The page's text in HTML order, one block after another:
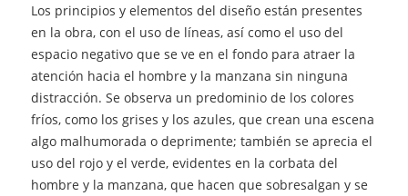
Los principios y elementos del diseño están presentes
en la obra, con el uso de líneas, así como el uso del
espacio negativo que se ve en el fondo para atraer la
atención hacia el hombre y la manzana sin ninguna
distracción. Se observa un predominio de los colores
fríos, como los grises y los azules, que crean una escena
algo malhumorada o deprimente; también se aprecia el
uso del rojo y el verde, evidentes en la corbata del
hombre y la manzana, que hacen que sobresalgan y se